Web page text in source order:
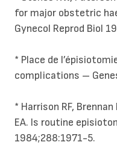
for major obstetric
Gynecol Reprod Biol
* Place de
complications –
* Harrison RF,
EA. Is routine
1984;288:1971-5.